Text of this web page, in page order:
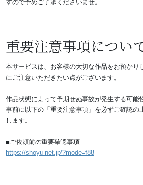
すので予めご了承くださいませ。
重要注意事項につい
本サービスは、お客様の大切な作品をお預かり
にご注意いただきたい点がございます。
作品状態によって予期せぬ事故が発生する可能
事前に以下の「重要注意事項」を必ずご確認の
します。
■ご依頼前の重要確認事項
https://shoyu-net.jp/?mode=f88